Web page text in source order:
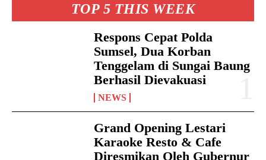
TOP 5 THIS WEEK
Respons Cepat Polda
Sumsel, Dua Korban
Tenggelam di Sungai Baung
Berhasil Dievakuasi
NEWS
Grand Opening Lestari
Karaoke Resto & Cafe
Diresmikan Oleh Gubernur